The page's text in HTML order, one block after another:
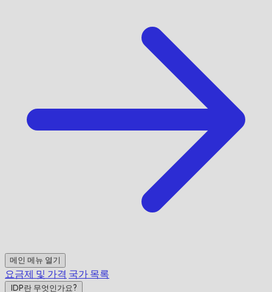
메인 메뉴 열기
요금제 및 가격 국가 목록
IDP란 무엇인가요?